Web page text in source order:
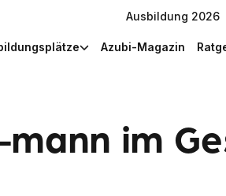
Ausbildung 2026
Azubi-Magazin
im